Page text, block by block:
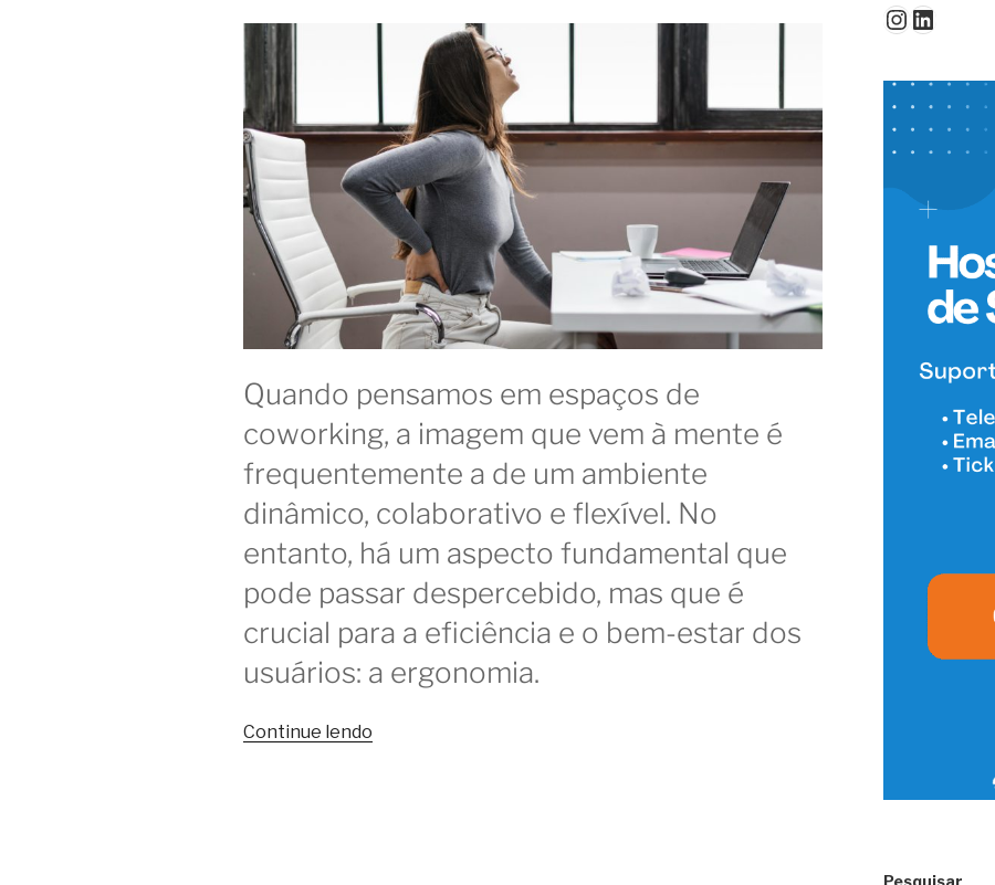
Quando pensamos em espaços de
coworking, a imagem que vem à mente é
frequentemente a de um ambiente
dinâmico, colaborativo e flexível. No
entanto, há um aspecto fundamental que
pode passar despercebido, mas que é
crucial para a eficiência e o bem-estar dos
usuários: a ergonomia.
Continue lendo
Instagram
Pesquisar